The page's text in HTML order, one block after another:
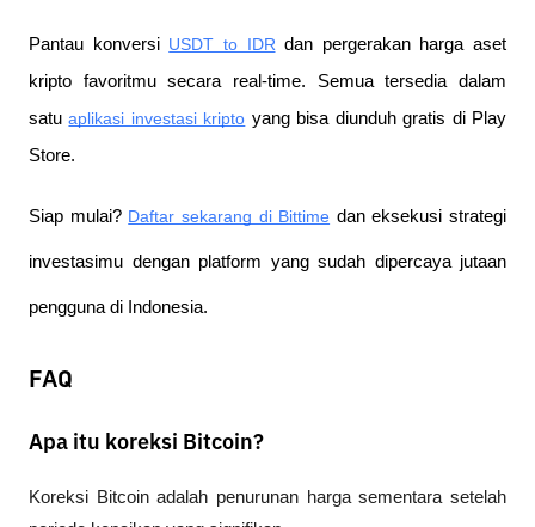
Pantau konversi USDT to IDR dan pergerakan harga aset
kripto favoritmu secara real-time. Semua tersedia dalam
satu aplikasi investasi kripto yang bisa diunduh gratis di Play
Store.
Siap mulai? Daftar sekarang di Bittime dan eksekusi strategi
investasimu dengan platform yang sudah dipercaya jutaan
pengguna di Indonesia.
FAQ
Apa itu koreksi Bitcoin?
Koreksi Bitcoin adalah penurunan harga sementara setelah